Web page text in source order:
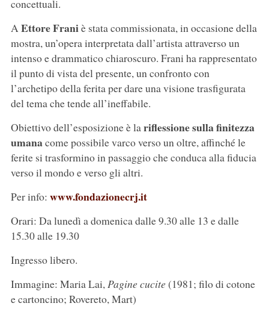
concettuali.
AEttore Franiè stata commissionata, in occasione della
mostra, un’opera interpretata dall’artista attraverso un
intenso e drammatico chiaroscuro. Frani ha rappresentato
il punto di vista del presente, un confronto con
l’archetipo della ferita per dare una visione trasfigurata
del tema che tende all’ineffabile.
Obiettivo dell’esposizione è lariflessione sulla finitezza
umanacome possibile varco verso un oltre, affinché le
ferite si trasformino in passaggio che conduca alla fiducia
verso il mondo e verso gli altri.
Per info: www.fondazionecrj.it
Orari: Da lunedì a domenica dalle 9.30 alle 13 e dalle
15.30 alle 19.30
Ingresso libero.
Immagine: Maria Lai,Pagine cucite(1981; filo di cotone
e cartoncino; Rovereto, Mart)